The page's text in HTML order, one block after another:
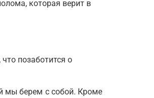
которая верит в
позаботится о
мы берем с собой. Кроме